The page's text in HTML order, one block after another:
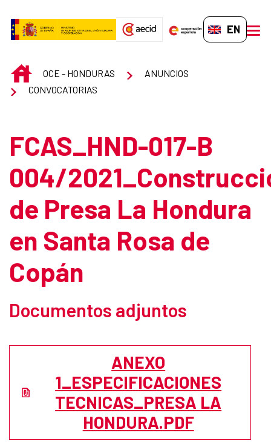
EN-GB
INICIOOCE - HONDURAS
ANUNCIOS
CONVOCATORIAS
FCAS_HND-017-B
004/
de Presa La Hondura
en Santa Rosa de
Copán
Documentos adjuntos
ANEXO
1_ESPECIFICACIONES
TECNICAS_PRESA LA
HONDURA.PDF